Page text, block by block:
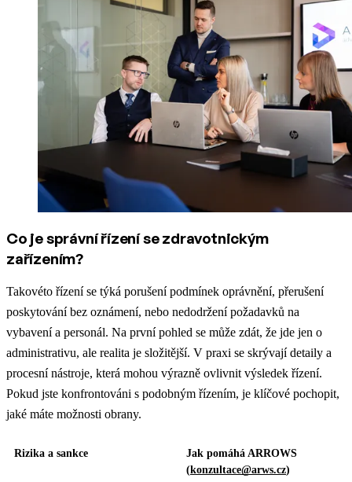
Co je správní řízení se zdravotnickým
zařízením?
Takovéto řízení se týká porušení podmínek oprávnění, přerušení
poskytování bez oznámení, nebo nedodržení požadavků na
vybavení a personál. Na první pohled se může zdát, že jde jen o
administrativu, ale realita je složitější. V praxi se skrývají detaily a
procesní nástroje, která mohou výrazně ovlivnit výsledek řízení.
Pokud jste konfrontováni s podobným řízením, je klíčové pochopit,
jaké máte možnosti obrany.
Rizika a sankce
Jak pomáhá ARROWS
(konzultace@arws.cz)